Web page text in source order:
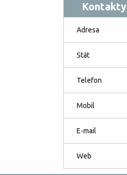
Kontakty
Adresa
Stát
Telefon
Mobil
E-mail
Web